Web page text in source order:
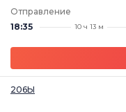
Отправление
18:35
10 ч 13 м
206Ы